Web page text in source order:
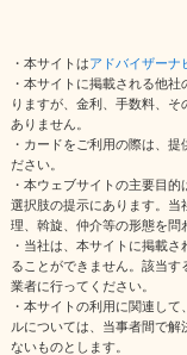
・本サイトはアドバイザーナ
・本サイトに掲載される他
りますが、金利、手数料、
ありません。
・カードをご利用の際は、
ださい。
・本ウェブサイトの主要目
選択肢の提示にあります。当
理、斡旋、仲介等の形態を問
・当社は、本サイトに掲載
ることができません。該当
業者に行ってください。
・本サイトの利用に関連し
ルについては、当事者間で
ないものとします。